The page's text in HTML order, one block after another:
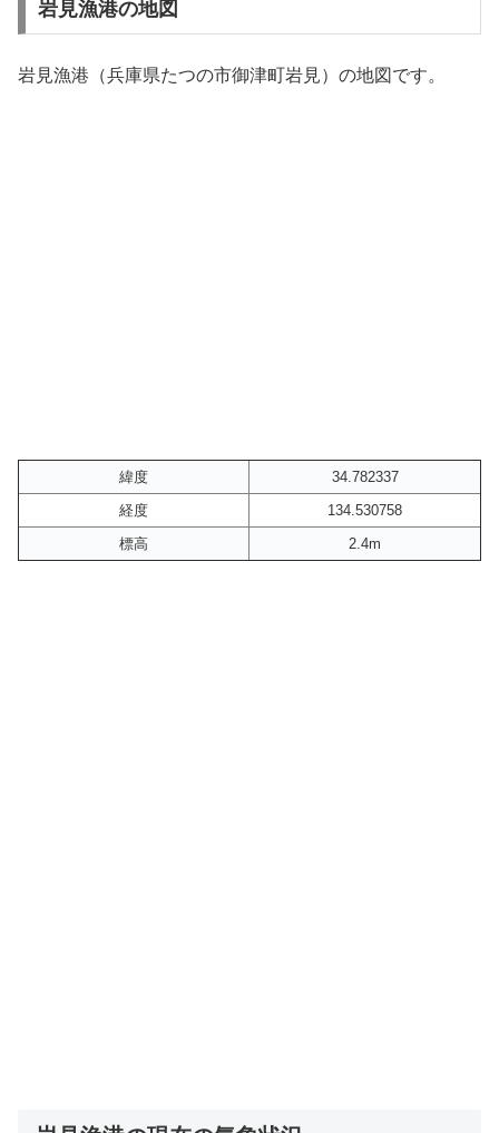
岩見漁港の地図
岩見漁港（兵庫県たつの市御津町岩見）の地図です。
緯度
34.782337
経度
134.530758
標高
2.4m